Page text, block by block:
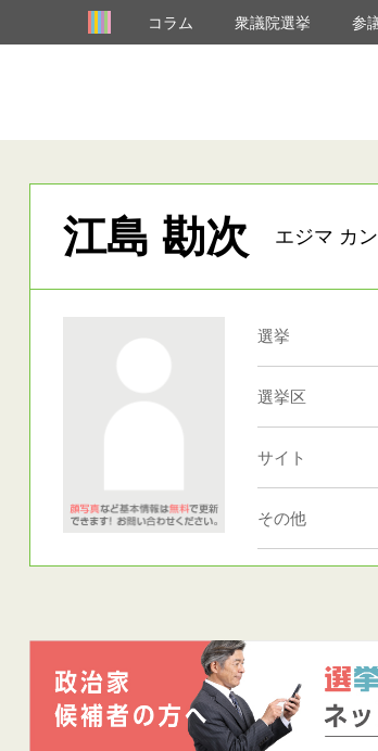
コラム 衆議院選挙 参
江島 勘次 エジマ カ
選挙
選挙区
サイト
その他